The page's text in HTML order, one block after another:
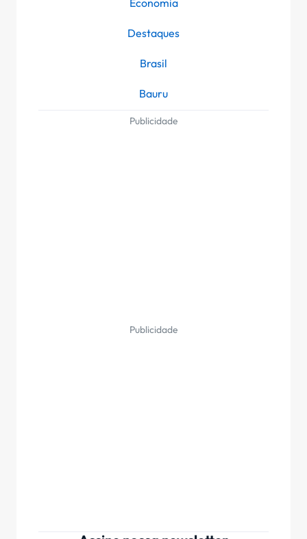
Economia
Destaques
Brasil
Bauru
Publicidade
Publicidade